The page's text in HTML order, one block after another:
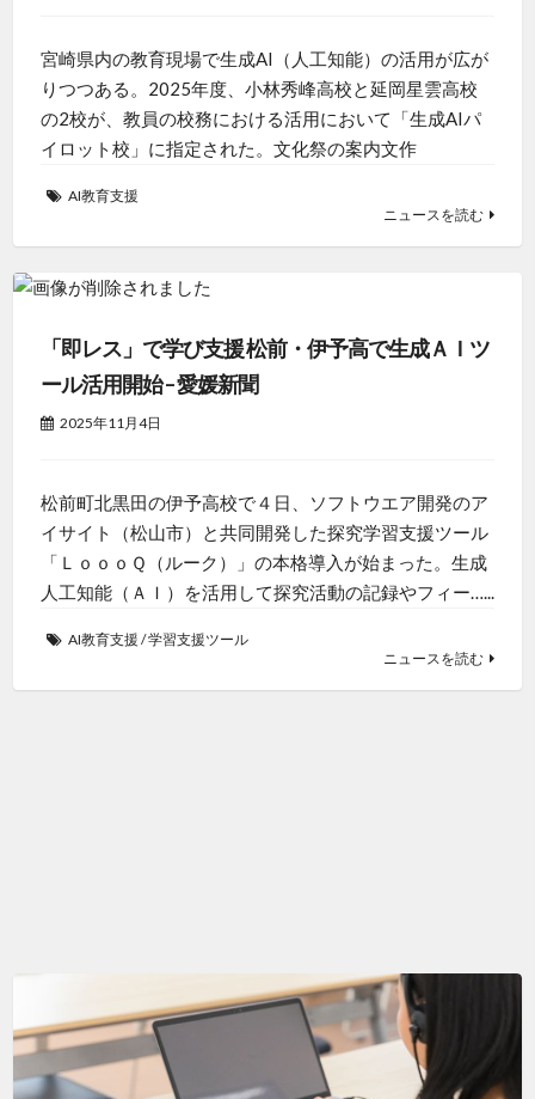
宮崎県内の教育現場で生成AI（人工知能）の活用が広が
りつつある。2025年度、小林秀峰高校と延岡星雲高校
の2校が、教員の校務における活用において「生成AIパ
イロット校」に指定された。文化祭の案内文作
AI教育支援
ニュースを読む
「即レス」で学び支援 松前・伊予高で生成ＡＩツ
ール活用開始 – 愛媛新聞
2025年11月4日
松前町北黒田の伊予高校で４日、ソフトウエア開発のア
イサイト（松山市）と共同開発した探究学習支援ツール
「ＬｏｏｏＱ（ルーク）」の本格導入が始まった。生成
人工知能（ＡＩ）を活用して探究活動の記録やフィー…...
AI教育支援 /学習支援ツール
ニュースを読む